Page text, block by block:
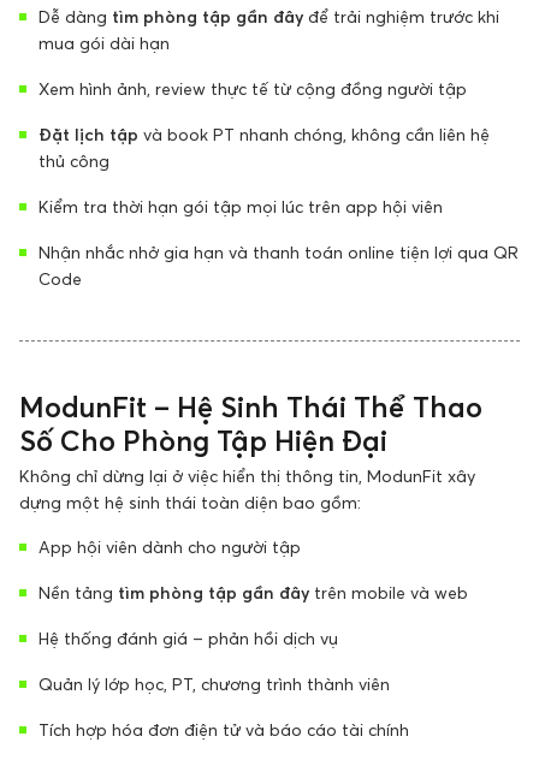
Dễ dàng tìm phòng tập gần đây để trải nghiệm trước khi
mua gói dài hạn
Xem hình ảnh, review thực tế từ cộng đồng người tập
Đặt lịch tập và book PT nhanh chóng, không cần liên hệ
thủ công
Kiểm tra thời hạn gói tập mọi lúc trên app hội viên
Nhận nhắc nhở gia hạn và thanh toán online tiện lợi qua QR
Code
ModunFit – Hệ Sinh Thái Thể Thao
Số Cho Phòng Tập Hiện Đại
Không chỉ dừng lại ở việc hiển thị thông tin, ModunFit xây
dựng một hệ sinh thái toàn diện bao gồm:
App hội viên dành cho người tập
Nền tảng tìm phòng tập gần đây trên mobile và web
Hệ thống đánh giá – phản hồi dịch vụ
Quản lý lớp học, PT, chương trình thành viên
Tích hợp hóa đơn điện tử và báo cáo tài chính